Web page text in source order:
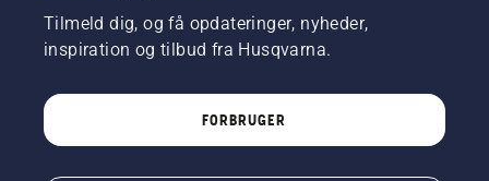
Tilmeld dig, og få opdateringer, nyheder,
inspiration og tilbud fra Husqvarna.
FORBRUGER